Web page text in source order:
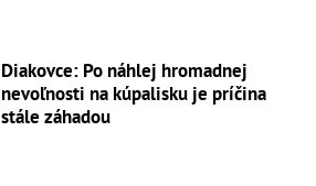
Diakovce: Po náhlej hromadnej
nevoľnosti na kúpalisku je príčina
stále záhadou